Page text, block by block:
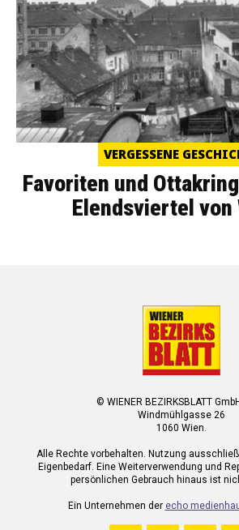
VERGESSENE
Favoriten und
Elendsviertel von
© WIENER BEZIRKSBLATT
Windmühlgasse 26
1060 Wien.
Alle Rechte vorbehalten. Nutzung
Eigenbedarf. Eine Weiterverwendung und
persönlichen Gebrauch hinaus ist
Ein Unternehmen der echo